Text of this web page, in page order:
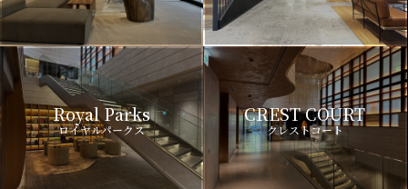
Royal Parks
ロイヤルパークス
CREST COURT
クレストコート